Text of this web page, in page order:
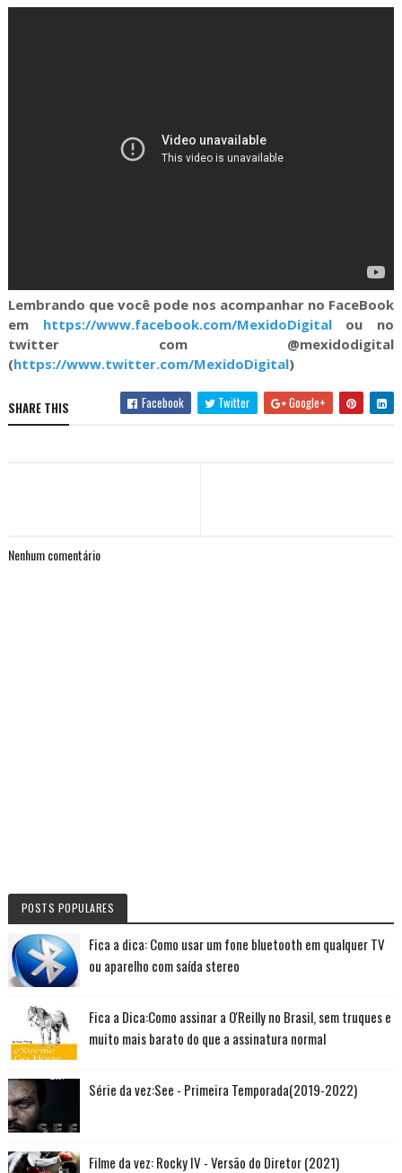
Lembrando que você pode nos acompanhar no FaceBook
em https://www.facebook.com/MexidoDigitalou no
twitter com @mexidodigital
(https://www.twitter.com/MexidoDigital)
SHARE THIS Facebook Twitter Google+
Nenhum comentário
POSTS POPULARES
Fica a dica: Como usar um fone bluetooth em qualquer TV
ou aparelho com saída stereo
Fica a Dica:Como assinar a O'Reilly no Brasil, sem truques e
muito mais barato do que a assinatura normal
Série da vez:See - Primeira Temporada(2019-2022)
Filme da vez: Rocky IV - Versão do Diretor (2021)